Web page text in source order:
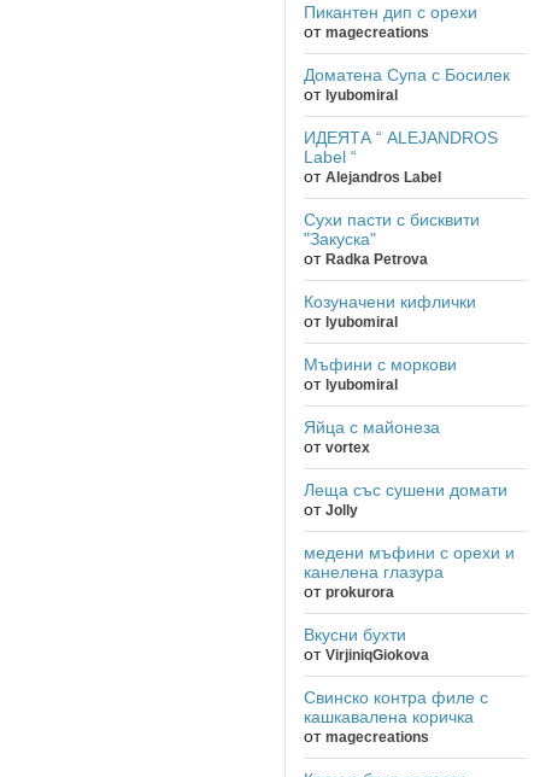
Пикантен дип с орехи
от magecreations
Доматена Супа с Босилек
от lyubomiral
ИДЕЯТА “ ALEJANDROS
Label “
от Alejandros Label
Сухи пасти с бисквити
"Закуска"
от Radka Petrova
Козуначени кифлички
от lyubomiral
Мъфини с моркови
от lyubomiral
Яйца с майонеза
от vortex
Леща със сушени домати
от Jolly
медени мъфини с орехи и
канелена глазура
от prokurora
Вкусни бухти
от VirjiniqGiokova
Свинско контра филе с
кашкавалена коричка
от magecreations